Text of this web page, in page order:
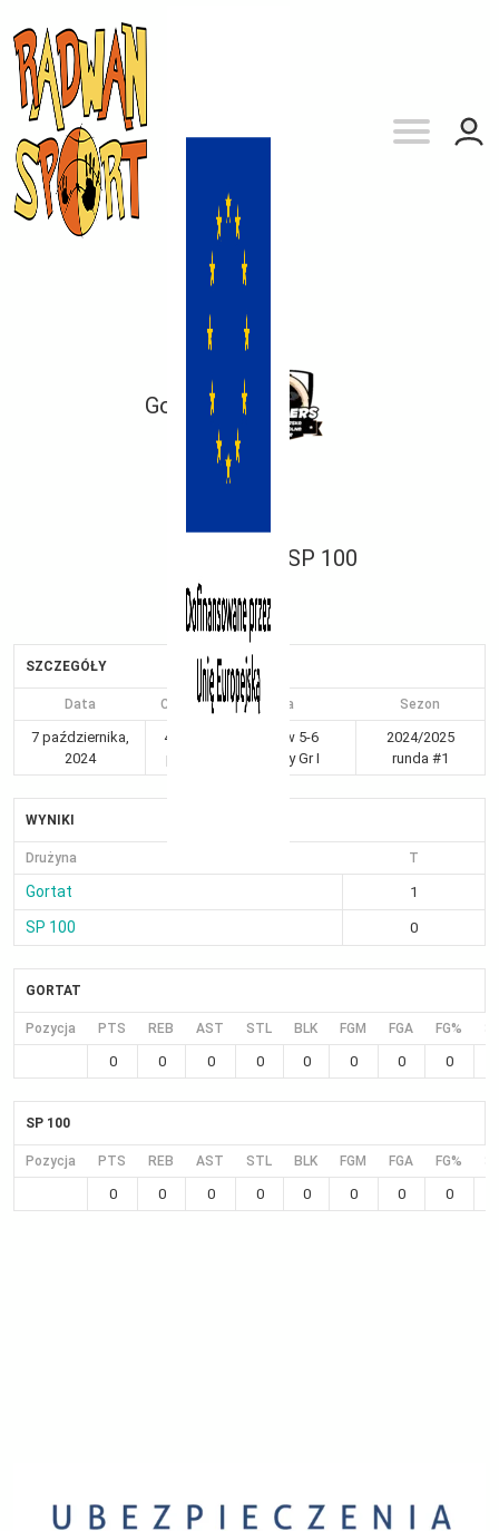
Gortat
SP 100
SZCZEGÓŁY
Data Czas Liga Sezon
7 października,
2024
4:55
pm
Kraków 5-6
chłopcy Gr I
2024/2025
runda #1
WYNIKI
Drużyna T
Gortat 1
SP 100 0
GORTAT
Pozycja PTS REB AST STL BLK FGM FGA FG%
0 0 0 0 0 0 0 0
SP 100
Pozycja PTS REB AST STL BLK FGM FGA FG%
0 0 0 0 0 0 0 0